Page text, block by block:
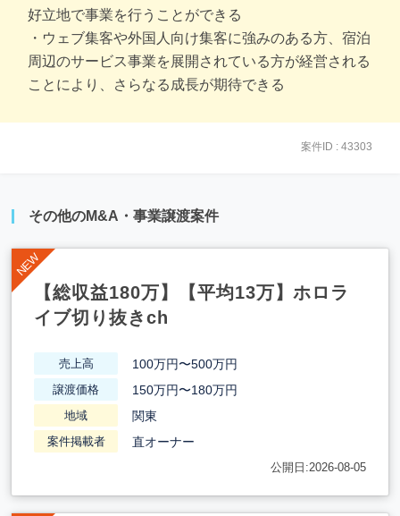
好立地で事業を行うことができる
・ウェブ集客や外国人向け集客に強みのある方、宿泊
周辺のサービス事業を展開されている方が経営される
ことにより、さらなる成長が期待できる
案件ID : 43303
その他のM&A・事業譲渡案件
【総収益180万】【平均13万】ホロラ
イブ切り抜きch
売上高 100万円〜500万円
譲渡価格 150万円〜180万円
地域 関東
案件掲載者 直オーナー
公開日:2026-08-05